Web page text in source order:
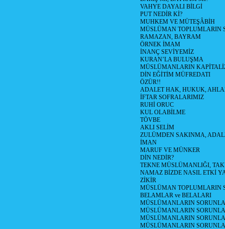
VAHYE DAYALI BİLGİ
PUT NEDİR Kİ?
MUHKEM VE MÜTEŞÂBİH
MÜSLÜMAN TOPLUMLARIN
RAMAZAN, BAYRAM
ÖRNEK İMAM
İNANÇ SEVİYEMİZ
KURAN’LA BULUŞMA
MÜSLÜMANLARIN
DİN EĞİTİM MÜFREDATI
ÖZÜR!!
ADALET HAK, HUKUK,
İFTAR SOFRALARIMIZ
RUHİ ORUC
KUL OLABİLME
TÖVBE
AKLI SELİM
ZULÜMDEN SAKINMA,
İMAN
MARUF VE MÜNKER
DİN NEDİR?
TEKNE MÜSLÜMANLIĞI,
NAMAZ BİZDE NASIL ETKİ
ZİKİR
MÜSLÜMAN TOPLUMLARIN
BELAMLAR ve BELALARI
MÜSLÜMANLARIN
MÜSLÜMANLARIN
MÜSLÜMANLARIN
MÜSLÜMANLARIN